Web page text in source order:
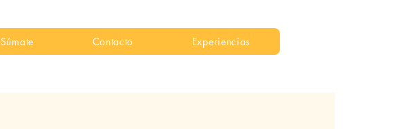
Súmate Contacto Experiencias